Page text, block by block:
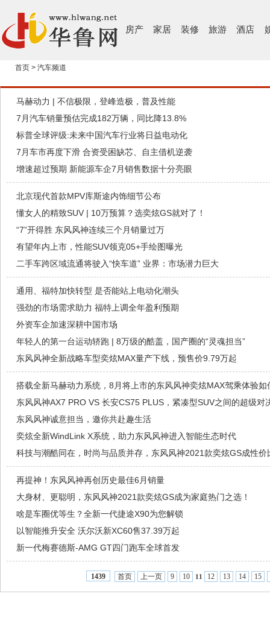
房产 家居 装修 旅游 酒店
首页 > 汽车频道
马赫动力 | 不信极限，登峰造极，普及性能
7月汽车销量预估完成182万辆，同比降13.8%
标普全球评级:未来中国汽车行业将日益电动化
7月车市再度下滑 合资受困缺芯、自主借机逆袭
增速超过预期 新能源车企7月销售数据十分亮眼
北京现代首款MPV库斯途内饰细节公布
懂女人的精致SUV | 10万预算？选奕炫GS就对了！
“7”开得胜 东风风神连续三个月销量过万
有望年内上市，性能SUV领克05+手绘图曝光
二手车跨区域流通将驶入“快车道” 业界：市场潜力巨大
通用、福特加快转型 是否能站上电动化潮头
强劲的市场需求助力 福特上调全年盈利预期
外资车企加速深耕中国市场
年轻人的第一台运动轿跑 | 8万级的酷盖，国产圈的“灵魂担当”
东风风神全新战略车型奕炫MAX量产下线，预售价9.79万起
搭载全新马赫动力系统，8月将上市的东风风神奕炫MAX驾乘体验如
东风风神AX7 PRO VS 长安CS75 PLUS，紧凑型SUV之间的超级对
东风风神诚意担当，邀你共赴趣生活
奕炫全新WindLink X系统，助力东风风神进入智能生态时代
科技与潮酷同在，时尚与品质并存，东风风神2021款奕炫GS成性价
再提神！东风风神再创历史最佳6月销量
大身材、更聪明，东风风神2021款奕炫GS成为家庭热门之选！
啥是车圈优等生？全新一代捷途X90为您解锁
以智能推升安全 沃尔沃新XC60售37.39万起
新一代梅赛德斯-AMG GT四门跑车全球首发
1439 首页 上一页 9 10 11 12 13 14 15